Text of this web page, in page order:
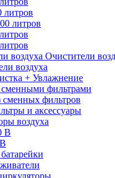
литров
литров
Очистители
воздуха
+ Увлажнение
фильтрами
сменных фильтров
и аксессуары
воздуха
В